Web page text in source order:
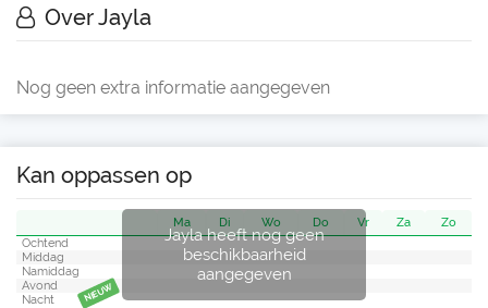
Over Jayla
Nog geen extra informatie aangegeven
Kan oppassen op
Jayla heeft nog geen
beschikbaarheid
aangegeven
Ma Di Wo Do Vr Za
Zo
Ochtend
Middag
Namiddag
Avond
Nacht
NIEUW